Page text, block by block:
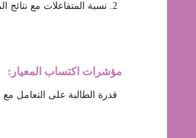
مؤشرات اكتساب المعيار: